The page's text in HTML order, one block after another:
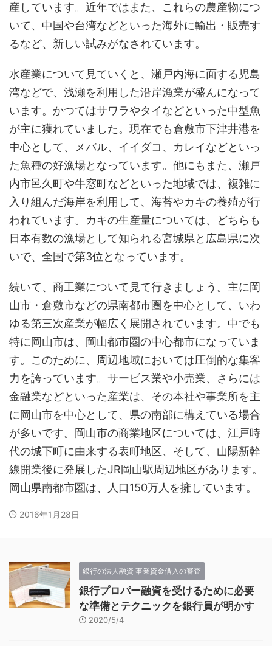
産しています。近年ではまた、これらの農産物につ
いて、中国や台湾などといった海外に輸出・販売す
るなど、新しい試みがなされています。
水産業について見ていくと、瀬戸内海に面する児島
湾などで、浅瀬を利用した沿岸漁業が盛んになって
います。かつてはサワラやタイなどといった中型魚
が主に獲れていました。現在でも倉敷市下津井港を
中心として、メバル、イイダコ、カレイなどといっ
た魚種の好漁場となっています。他にもまた、瀬戸
内市邑久町や牛窓町などといった地域では、複雑に
入り組んだ海岸を利用して、海苔やカキの養殖が行
われています。カキの生産量については、どちらも
日本有数の漁場として知られる宮城県と広島県に次
いで、全国で第3位となっています。
続いて、商工業について見て行きましょう。主に岡
山市・倉敷市などの県南都市圏を中心として、いわ
ゆる第三次産業が幅広く展開されています。中でも
特に岡山市は、岡山都市圏の中心都市になっていま
す。このために、周辺地域においては圧倒的な集客
力を誇っています。サービス業や小売業、さらには
金融業などといった産業は、その本社や事業所を主
に岡山市を中心として、県の南部に構えている場合
が多いです。岡山市の商業地区については、江戸時
代の城下町に由来する表町地区、そして、山陽新幹
線開業後に発展したJR岡山駅周辺地区があります。
岡山県南都市圏は、人口150万人を擁しています。
2016年1月28日
銀行の法人融資 事業資金借入の審査
銀行プロパー融資を受けるために必要
な準備とテクニックを銀行員が明かす
2020/5/4